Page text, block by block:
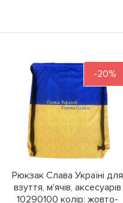
-20%
Рюкзак Слава Україні для
взуття, м'ячів, аксесуарів
10290100 колiр: жовто-